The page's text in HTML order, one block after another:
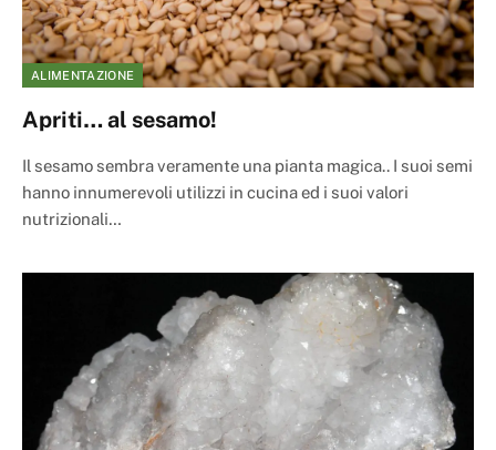
ALIMENTAZIONE
Apriti… al sesamo!
Il sesamo sembra veramente una pianta magica.. I suoi semi
hanno innumerevoli utilizzi in cucina ed i suoi valori
nutrizionali…